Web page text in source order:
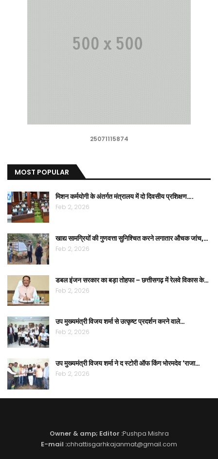
25071115874
MOST POPULAR
मिशन कर्मयोगी के अंतर्गत मंत्रालय में दो दिवसीय प्रशिक्षण….
Feb 2, 2026
खाद्य सामग्रियों की गुणवत्ता सुनिश्चित करने लगातार औचक जांच,…
Feb 2, 2026
डबल इंजन सरकार का बड़ा तोहफा – छत्तीसगढ़ में रेलवे विकास के…
Feb 2, 2026
उप मुख्यमंत्री विजय शर्मा से उत्कृष्ट प्रदर्शन करने वाले…
Feb 2, 2026
उप मुख्यमंत्री विजय शर्मा ने द स्टोरी ऑफ किंग भोरमदेव ‘राजा…
Feb 2, 2026
Owner & amp; Editor :Pushpa Mishra
E-mail :chhattisgarhkajanmat@gmail.com